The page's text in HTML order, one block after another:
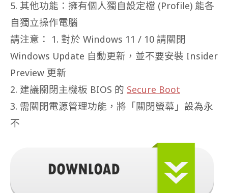
5. 其他功能：擁有個人獨自設定檔 (Profile) 能各
自獨立操作電腦
請注意： 1. 對於 Windows 11 / 10 請關閉
Windows Update 自動更新，並不要安裝 Insider
Preview 更新
2. 建議關閉主機板 BIOS 的 Secure Boot
3. 需關閉電源管理功能，將「關閉螢幕」設為永
不